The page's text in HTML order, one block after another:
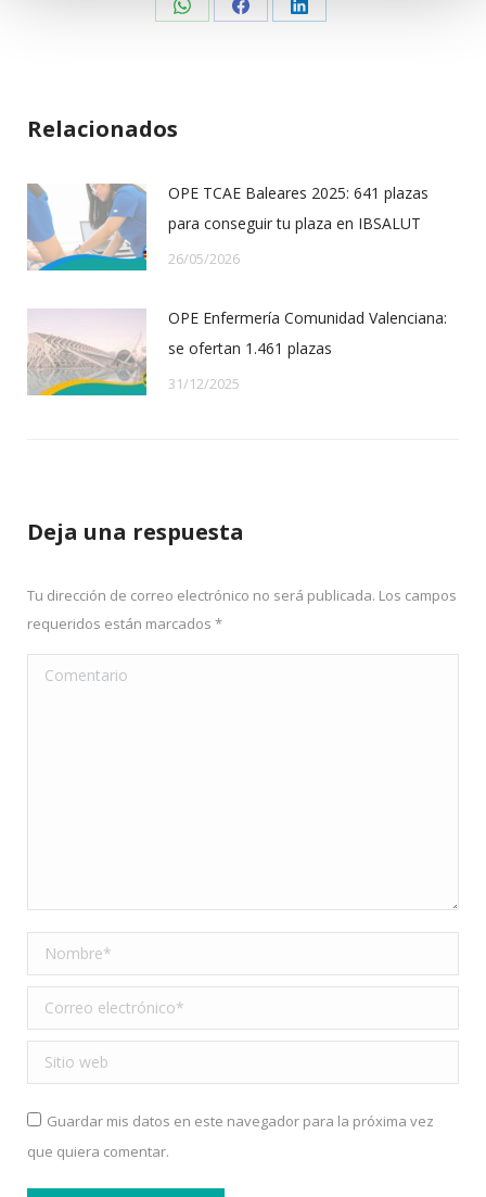
Share Share Share
Relacionados
OPE TCAE Baleares 2025: 641 plazas
para conseguir tu plaza en IBSALUT
26/05/2026
OPE Enfermería Comunidad Valenciana:
se ofertan 1.461 plazas
31/12/2025
Deja una respuesta
Tu dirección de correo electrónico no será publicada. Los campos
requeridos están marcados *
Comentario
Nombre *
Correo electrónico *
Sitio web
Guardar mis datos en este navegador para la próxima vez
que quiera comentar.